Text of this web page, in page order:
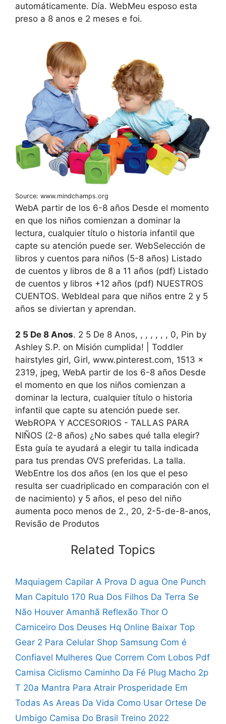
automáticamente. Día. WebMeu esposo esta
preso a 8 anos e 2 meses e foi.
Source: www.mindchamps.org
WebA partir de los 6-8 años Desde el momento
en que los niños comienzan a dominar la
lectura, cualquier título o historia infantil que
capte su atención puede ser. WebSelección de
libros y cuentos para niños (5-8 años) Listado
de cuentos y libros de 8 a 11 años (pdf) Listado
de cuentos y libros +12 años (pdf) NUESTROS
CUENTOS. WebIdeal para que niños entre 2 y 5
años se diviertan y aprendan.
2 5 De 8 Anos. 2 5 De 8 Anos, , , , , , , 0, Pin by
Ashley S.P. on Misión cumplida! | Toddler
hairstyles girl, Girl, www.pinterest.com, 1513 x
2319, jpeg, WebA partir de los 6-8 años Desde
el momento en que los niños comienzan a
dominar la lectura, cualquier título o historia
infantil que capte su atención puede ser.
WebROPA Y ACCESORIOS - TALLAS PARA
NIÑOS (2-8 años) ¿No sabes qué talla elegir?
Esta guía te ayudará a elegir tu talla indicada
para tus prendas OVS preferidas. La talla.
WebEntre los dos años (en los que el peso
resulta ser cuadriplicado en comparación con el
de nacimiento) y 5 años, el peso del niño
aumenta poco menos de 2., 20, 2-5-de-8-anos,
Revisão de Produtos
Related Topics
Maquiagem Capilar A Prova D agua One Punch
Man Capitulo 170 Rua Dos Filhos Da Terra Se
Não Houver Amanhã Reflexão Thor O
Carniceiro Dos Deuses Hq Online Baixar Top
Gear 2 Para Celular Shop Samsung Com é
Confiavel Mulheres Que Correm Com Lobos Pdf
Camisa Ciclismo Caminho Da Fé Plug Macho 2p
T 20a Mantra Para Atrair Prosperidade Em
Todas As Areas Da Vida Como Usar Ortese De
Umbigo Camisa Do Brasil Treino 2022